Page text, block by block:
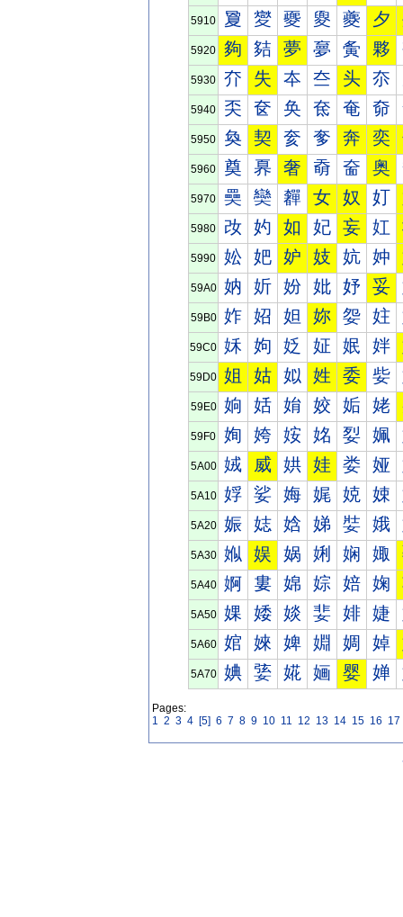
5910 夐 夑 夒 夓 夔 夕
5920 夠 夡 夢 夣 夤 夥
5930 夰 失 夲 夳 头 夵
5940 奀 奁 奂 奃 奄 奅
5950 奐 契 奒 奓 奔 奕
5960 奠 奡 奢 奣 奤 奥
5970 奰 奱 奲 女 奴 奵
5980 妀 妁 如 妃 妄 妅
5990 妐 妑 妒 妓 妔 妕
59A0 妠 妡 妢 妣 妤 妥
59B0 妰 妱 妲 妳 妴 妵
59C0 姀 姁 姂 姃 姄 姅
59D0 姐 姑 姒 姓 委 姕
59E0 姠 姡 姢 姣 姤 姥
59F0 姰 姱 姲 姳 姴 姵
5A00 娀 威 娂 娃 娄 娅
5A10 娐 娑 娒 娓 娔 娕
5A20 娠 娡 娢 娣 娤 娥
5A30 娰 娱 娲 娳 娴 娵
5A40 婀 婁 婂 婃 婄 婅
5A50 婐 婑 婒 婓 婔 婕
5A60 婠 婡 婢 婣 婤 婥
5A70 婰 婱 婲 婳 婴 婵
Pages:
1 2 3 4 [5] 6 7 8 9 10 11 12 13 14 15 16 17